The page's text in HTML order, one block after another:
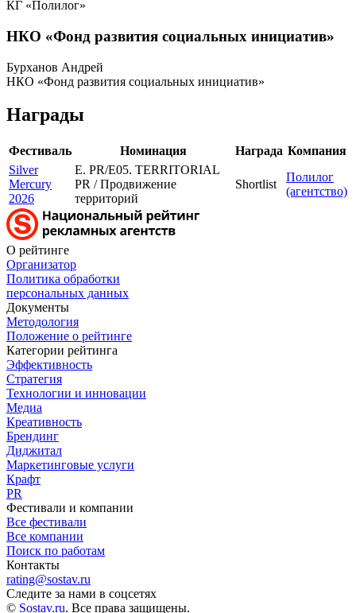
КГ «Полилог»
НКО «Фонд развития социальных инициатив»
Бурханов Андрей
НКО «Фонд развития социальных инициатив»
Награды
Фестиваль Номинация Награда Компания
Silver
Mercury
2026
E. PR/E05. TERRITORIAL
PR / Продвижение
территорий
Shortlist
Полилог
(агентство)
О рейтинге
Организатор
Политика обработки
персональных данных
Документы
Методология
Положение о рейтинге
Категории рейтинга
Эффективность
Стратегия
Технологии и инновации
Медиа
Креативность
Брендинг
Диджитал
Маркетинговые услуги
Крафт
PR
Фестивали и компании
Все фестивали
Все компании
Поиск по работам
Контакты
rating@sostav.ru
Следите за нами в соцсетях
© Sostav.ru. Все права защищены.